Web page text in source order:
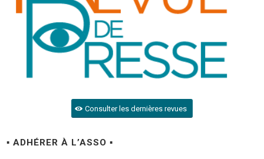
Consulter les dernières revues
▪ ADHÉRER À L’ASSO ▪